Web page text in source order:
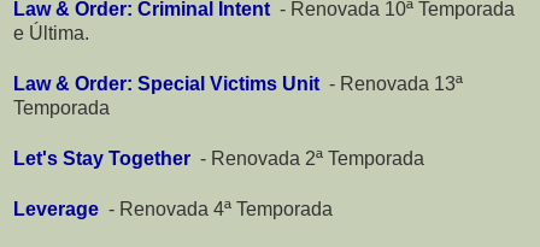
Law & Order: Criminal Intent - Renovada 10ª Temporada
e Última.
Law & Order: Special Victims Unit - Renovada 13ª
Temporada
Let's Stay Together - Renovada 2ª Temporada
Leverage - Renovada 4ª Temporada